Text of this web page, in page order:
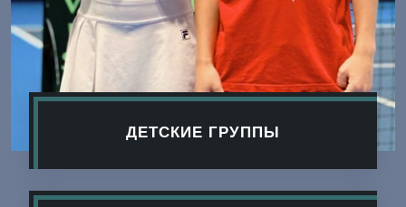
ДЕТСКИЕ ГРУППЫ